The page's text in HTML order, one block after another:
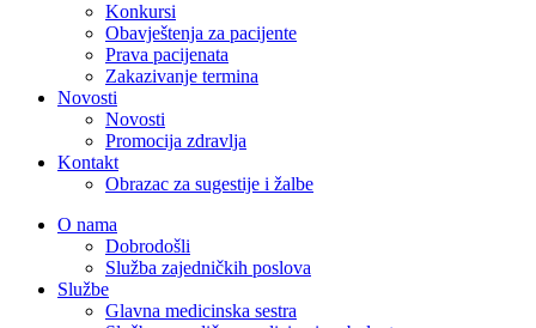
Konkursi
Obavještenja za pacijente
Prava pacijenata
Zakazivanje termina
Novosti
Novosti
Promocija zdravlja
Kontakt
Obrazac za sugestije i žalbe
O nama
Dobrodošli
Služba zajedničkih poslova
Službe
Glavna medicinska sestra